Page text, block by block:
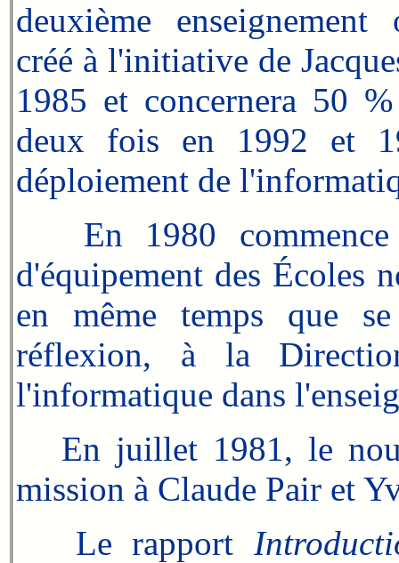
deuxième
créé à l'initiative de
1985 et concernera 50
deux fois en 1992 et
déploiement de
En 1980
d'équipement des Écoles
en même temps que
réflexion, à la
l'informatique dans
En juillet 1981, le
mission à Claude Pair et
Le rapport